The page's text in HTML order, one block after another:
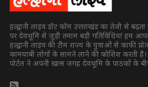
हल्द्वानी लाइव डॉट कॉम उत्तराखंड का तेजी से
पर देवभूमि से जुड़ी तमाम बड़ी गतिविधियां हम
हल्द्वानी लाइव की टीम राज्य के युवाओं से काफी
कामयाबी लोगों के सामने लाने की कोशिश करती
पोर्टल ने अपनी खास जगह देवभूमि के पाठकों के